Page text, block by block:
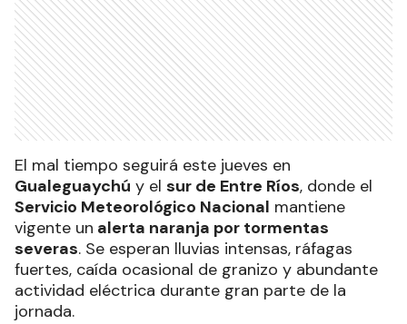
El mal tiempo seguirá este jueves en
Gualeguaychú y el sur de Entre Ríos, donde el
Servicio Meteorológico Nacional mantiene
vigente un alerta naranja por tormentas
severas. Se esperan lluvias intensas, ráfagas
fuertes, caída ocasional de granizo y abundante
actividad eléctrica durante gran parte de la
jornada.